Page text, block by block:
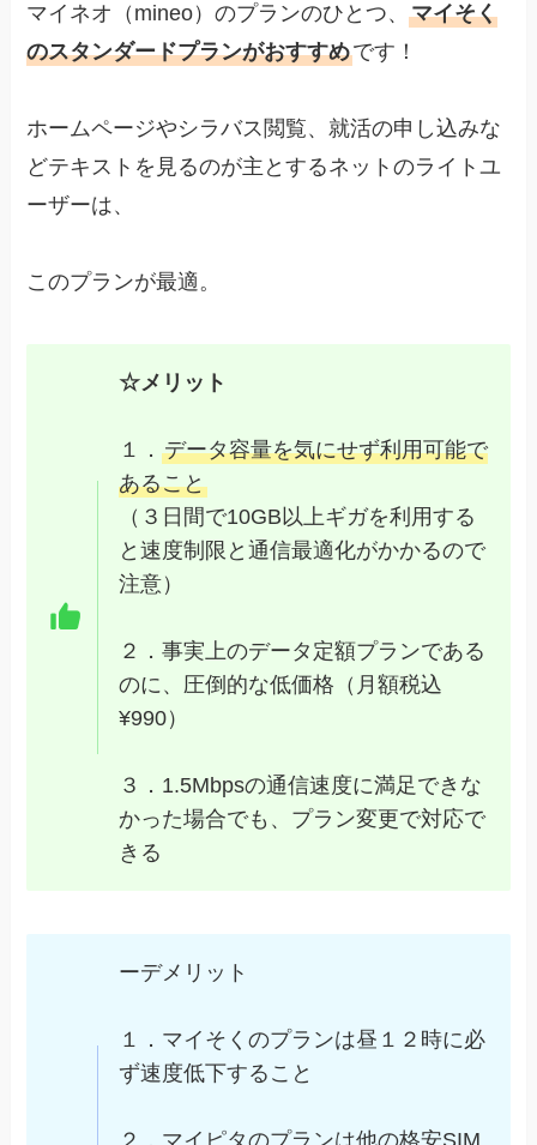
マイネオ（mineo）のプランのひとつ、マイそく
のスタンダードプランがおすすめです！
ホームページやシラバス閲覧、就活の申し込みな
どテキストを見るのが主とするネットのライトユ
ーザーは、
このプランが最適。
☆メリット
１． データ容量を気にせず利用可能で
あること
（３日間で10GB以上ギガを利用する
と速度制限と通信最適化がかかるので
注意）
２．事実上のデータ定額プランである
のに、圧倒的な低価格（月額税込
¥990）
３．1.5Mbpsの通信速度に満足できな
かった場合でも、プラン変更で対応で
きる
ーデメリット
１．マイそくのプランは昼１２時に必
ず速度低下すること
２．マイピタのプランは他の格安SIM